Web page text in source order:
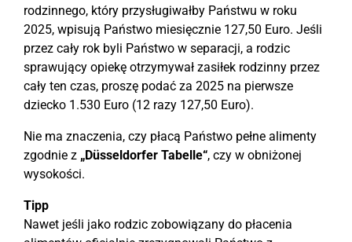
rodzinnego, który przysługiwałby Państwu w roku
2025, wpisują Państwo miesięcznie 127,50 Euro. Jeśli
przez cały rok byli Państwo w separacji, a rodzic
sprawujący opiekę otrzymywał zasiłek rodzinny przez
cały ten czas, proszę podać za 2025 na pierwsze
dziecko 1.530 Euro (12 razy 127,50 Euro).
Nie ma znaczenia, czy płacą Państwo pełne alimenty
zgodnie z „Düsseldorfer Tabelle“, czy w obniżonej
wysokości.
Tipp
Nawet jeśli jako rodzic zobowiązany do płacenia